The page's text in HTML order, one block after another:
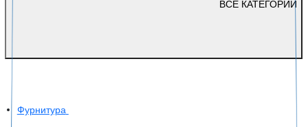
ВСЕ КАТЕГОРИИ
Фурнитура